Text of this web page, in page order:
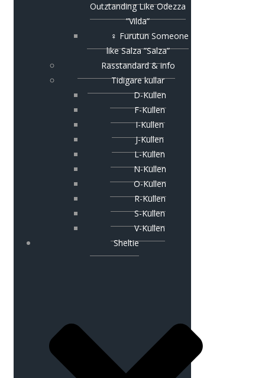
Outztanding Like Odezza
”Vilda”
♀ Furutun Someone
like Salza ”Salza”
Rasstandard & info
Tidigare kullar
D-Kullen
F-Kullen
I-Kullen
J-Kullen
L-Kullen
N-Kullen
O-Kullen
R-Kullen
S-Kullen
V-Kullen
Sheltie